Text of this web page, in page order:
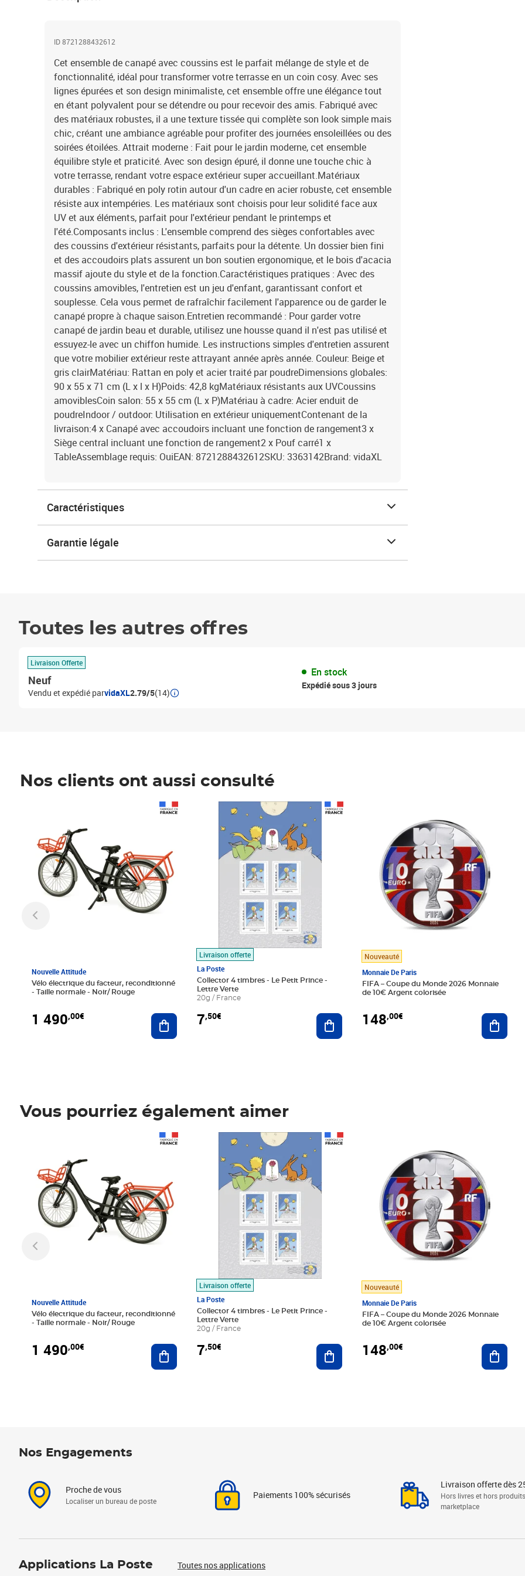
ID 8721288432612
Cet ensemble de canapé avec coussins est le parfait mélange de style et de
fonctionnalité, idéal pour transformer votre terrasse en un coin cosy. Avec ses
lignes épurées et son design minimaliste, cet ensemble offre une élégance tout
en étant polyvalent pour se détendre ou pour recevoir des amis. Fabriqué avec
des matériaux robustes, il a une texture tissée qui complète son look simple mais
chic, créant une ambiance agréable pour profiter des journées ensoleillées ou des
soirées étoilées. Attrait moderne : Fait pour le jardin moderne, cet ensemble
équilibre style et praticité. Avec son design épuré, il donne une touche chic à
votre terrasse, rendant votre espace extérieur super accueillant.Matériaux
durables : Fabriqué en poly rotin autour d'un cadre en acier robuste, cet ensemble
résiste aux intempéries. Les matériaux sont choisis pour leur solidité face aux
UV et aux éléments, parfait pour l'extérieur pendant le printemps et
l'été.Composants inclus : L'ensemble comprend des sièges confortables avec
des coussins d'extérieur résistants, parfaits pour la détente. Un dossier bien fini
et des accoudoirs plats assurent un bon soutien ergonomique, et le bois d'acacia
massif ajoute du style et de la fonction.Caractéristiques pratiques : Avec des
coussins amovibles, l'entretien est un jeu d'enfant, garantissant confort et
souplesse. Cela vous permet de rafraîchir facilement l'apparence ou de garder le
canapé propre à chaque saison.Entretien recommandé : Pour garder votre
canapé de jardin beau et durable, utilisez une housse quand il n'est pas utilisé et
essuyez-le avec un chiffon humide. Les instructions simples d'entretien assurent
que votre mobilier extérieur reste attrayant année après année. Couleur: Beige et
gris clairMatériau: Rattan en poly et acier traité par poudreDimensions globales:
90 x 55 x 71 cm (L x l x H)Poids: 42,8 kgMatériaux résistants aux UVCoussins
amoviblesCoin salon: 55 x 55 cm (L x P)Matériau à cadre: Acier enduit de
poudreIndoor / outdoor: Utilisation en extérieur uniquementContenant de la
livraison:4 x Canapé avec accoudoirs incluant une fonction de rangement3 x
Siège central incluant une fonction de rangement2 x Pouf carré1 x
TableAssemblage requis: OuiEAN: 8721288432612SKU: 3363142Brand: vidaXL
Caractéristiques
Garantie légale
Toutes les autres offres
Livraison Offerte
Neuf
Vendu et expédié parvidaXL2.79/5(14)
En stock
Expédié sous 3 jours
Nos clients ont aussi consulté
Nouvelle Attitude
Vélo électrique du facteur, reconditionné
- Taille normale - Noir/ Rouge
1 490,00€ Ajouter au panier
Livraison offerte
La Poste
Collector 4 timbres - Le Petit Prince -
Lettre Verte
20g / France
7,50€
Prix 7,50€
Ajouter au panier
Nouveauté
Monnaie De Paris
FIFA – Coupe du Monde 2026 Monnaie
de 10€ Argent colorisée
148,00€
Vous pourriez également aimer
Nouvelle Attitude
Vélo électrique du facteur, reconditionné
- Taille normale - Noir/ Rouge
1 490,00€ Ajouter au panier
Livraison offerte
La Poste
Collector 4 timbres - Le Petit Prince -
Lettre Verte
20g / France
7,50€
Prix 7,50€
Ajouter au panier
Nouveauté
Monnaie De Paris
FIFA – Coupe du Monde 2026 Monnaie
de 10€ Argent colorisée
148,00€
Nos Engagements
Proche de vous
Localiser un bureau de poste
Paiements 100% sécurisés
Livraison offerte dès
Hors livres et hors produits
marketplace
Applications La Poste Toutes nos applications